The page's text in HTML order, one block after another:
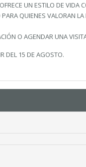
UN ESTILO DE VIDA
PARA QUIENES VALORAN
O AGENDAR UNA
DEL 15 DE AGOSTO.